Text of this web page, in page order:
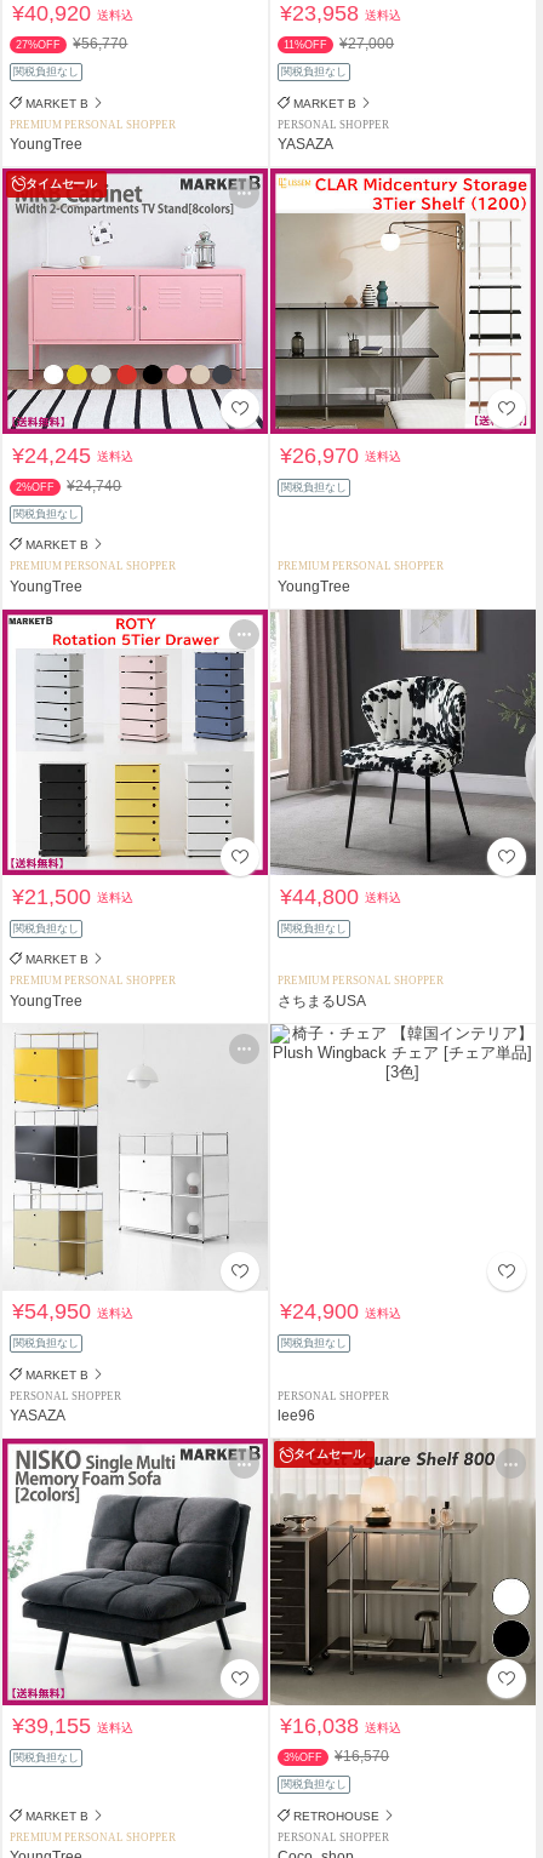
¥40,920送料込
27%OFF ¥56,770
関税負担なし
MARKET B
PREMIUM PERSONAL SHOPPER
YoungTree
¥23,958送料込
11%OFF ¥27,000
関税負担なし
MARKET B
PERSONAL SHOPPER
YASAZA
タイムセール
¥24,245送料込
2%OFF ¥24,740
関税負担なし
MARKET B
PREMIUM PERSONAL SHOPPER
YoungTree
¥26,970送料込
関税負担なし
PREMIUM PERSONAL SHOPPER
YoungTree
¥21,500送料込
関税負担なし
MARKET B
PREMIUM PERSONAL SHOPPER
YoungTree
¥44,800送料込
関税負担なし
PREMIUM PERSONAL SHOPPER
さちまるUSA
¥54,950送料込
関税負担なし
MARKET B
PERSONAL SHOPPER
YASAZA
¥24,900送料込
関税負担なし
PERSONAL SHOPPER
lee96
¥39,155送料込
関税負担なし
MARKET B
PREMIUM PERSONAL SHOPPER
タイムセール
¥16,038送料込
3%OFF ¥16,570
関税負担なし
RETROHOUSE
PERSONAL SHOPPER